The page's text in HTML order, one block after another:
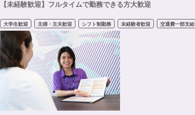
【未経験歓迎】フルタイムで勤務できる方大歓迎
大学生歓迎 主婦・主夫歓迎 シフト制勤務 未経験者歓迎 交通費一部支給